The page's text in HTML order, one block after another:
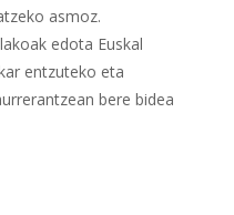
asmoz.
edota Euskal
entzuteko eta
bere bidea